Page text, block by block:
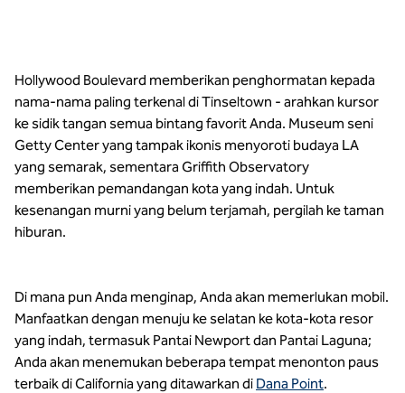
Hollywood Boulevard memberikan penghormatan kepada
nama-nama paling terkenal di Tinseltown - arahkan kursor
ke sidik tangan semua bintang favorit Anda. Museum seni
Getty Center yang tampak ikonis menyoroti budaya LA
yang semarak, sementara Griffith Observatory
memberikan pemandangan kota yang indah. Untuk
kesenangan murni yang belum terjamah, pergilah ke taman
hiburan.
Di mana pun Anda menginap, Anda akan memerlukan mobil.
Manfaatkan dengan menuju ke selatan ke kota-kota resor
yang indah, termasuk Pantai Newport dan Pantai Laguna;
Anda akan menemukan beberapa tempat menonton paus
terbaik di California yang ditawarkan di Dana Point.